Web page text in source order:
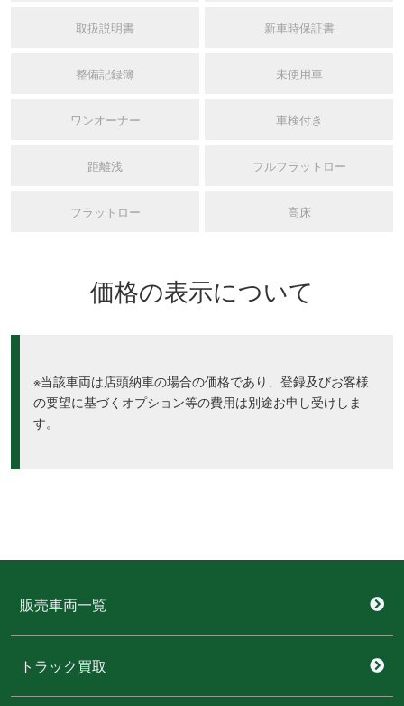
取扱説明書 新車時保証書
整備記録簿 未使用車
ワンオーナー 車検付き
距離浅 フルフラットロー
フラットロー 高床
価格の表示について
※当該車両は店頭納車の場合の価格であり、登録及びお客様
の要望に基づくオプション等の費用は別途お申し受けしま
す。
販売車両一覧
トラック買取